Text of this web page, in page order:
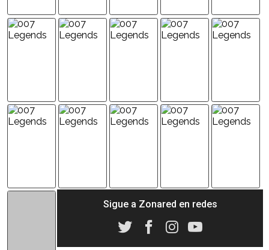
Sigue a Zonared en redes